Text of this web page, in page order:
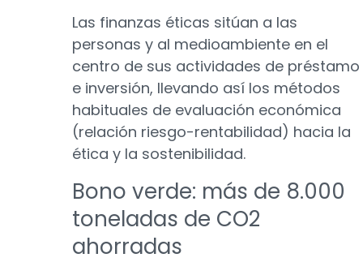
Las finanzas éticas sitúan a las
personas y al medioambiente en el
centro de sus actividades de préstamo
e inversión, llevando así los métodos
habituales de evaluación económica
(relación riesgo-rentabilidad) hacia la
ética y la sostenibilidad.
Bono verde: más de 8.000
toneladas de CO2
ahorradas